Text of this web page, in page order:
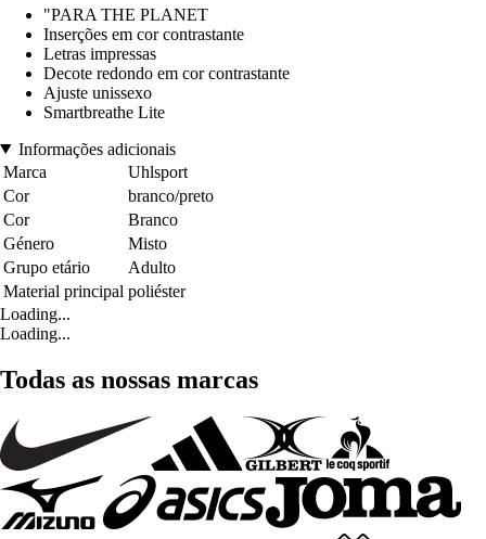
"PARA THE PLANET
Inserções em cor contrastante
Letras impressas
Decote redondo em cor contrastante
Ajuste unissexo
Smartbreathe Lite
Informações adicionais
Marca
Uhlsport
Cor
branco/preto
Cor
Branco
Género
Misto
Grupo etário
Adulto
Material principal poliéster
Loading...
Loading...
Todas as nossas marcas